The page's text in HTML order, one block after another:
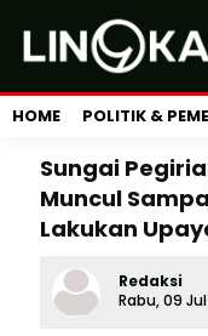
HOME POLITIK &
Sungai
Muncul
Lakukan
Redaksi
Rabu, 09